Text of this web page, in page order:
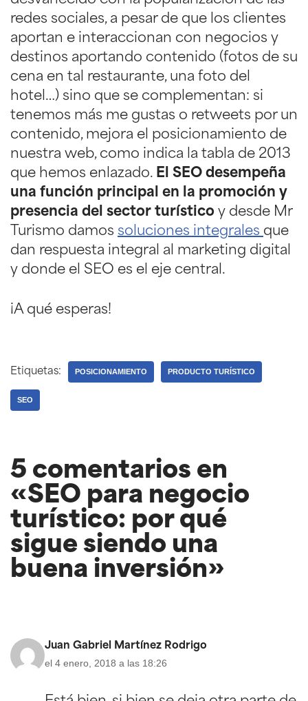
redes sociales, a pesar de que los clientes
aportan e interaccionan con negocios y
destinos aportando contenido (fotos de su
cena en tal restaurante, una foto del
hotel…) sino que se complementan: si
tenemos más me gustas o retweets por un
contenido, mejora el posicionamiento de
nuestra web, como indica la tabla de 2013
que hemos enlazado. El SEO desempeña
una función principal en la promoción y
presencia del sector turístico y desde Mr
Turismo damos soluciones integrales que
dan respuesta integral al marketing digital
y donde el SEO es el eje central.
¡A qué esperas!
Etiquetas: POSICIONAMIENTO PRODUCTO TURÍSTICO
SEO
5 comentarios en
«SEO para negocio
turístico: por qué
sigue siendo una
buena inversión»
Juan Gabriel Martínez Rodrigo
el 4 enero, 2018 a las 18:26